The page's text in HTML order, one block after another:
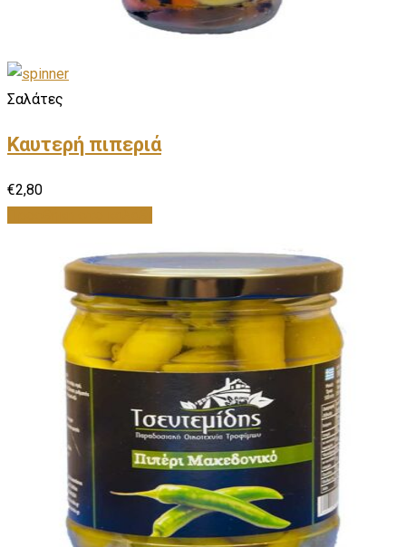
Σαλάτες
Καυτερή πιπεριά
€2,80